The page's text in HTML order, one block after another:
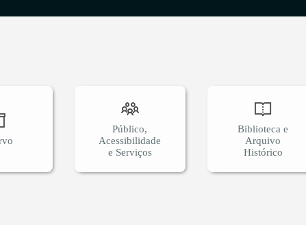
Público,
Acessibilidade
e Serviços
Biblioteca e
Arquivo
Histórico